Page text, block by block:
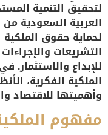
لتحقيق التنمية
العربية السعودية
لحماية حقوق
التشريعات
للإبداع
الملكية الفكرية،
وأهميتها للاقتصاد
مفهوم